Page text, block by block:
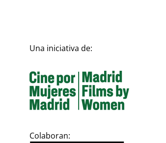
Una iniciativa de:
Colaboran: